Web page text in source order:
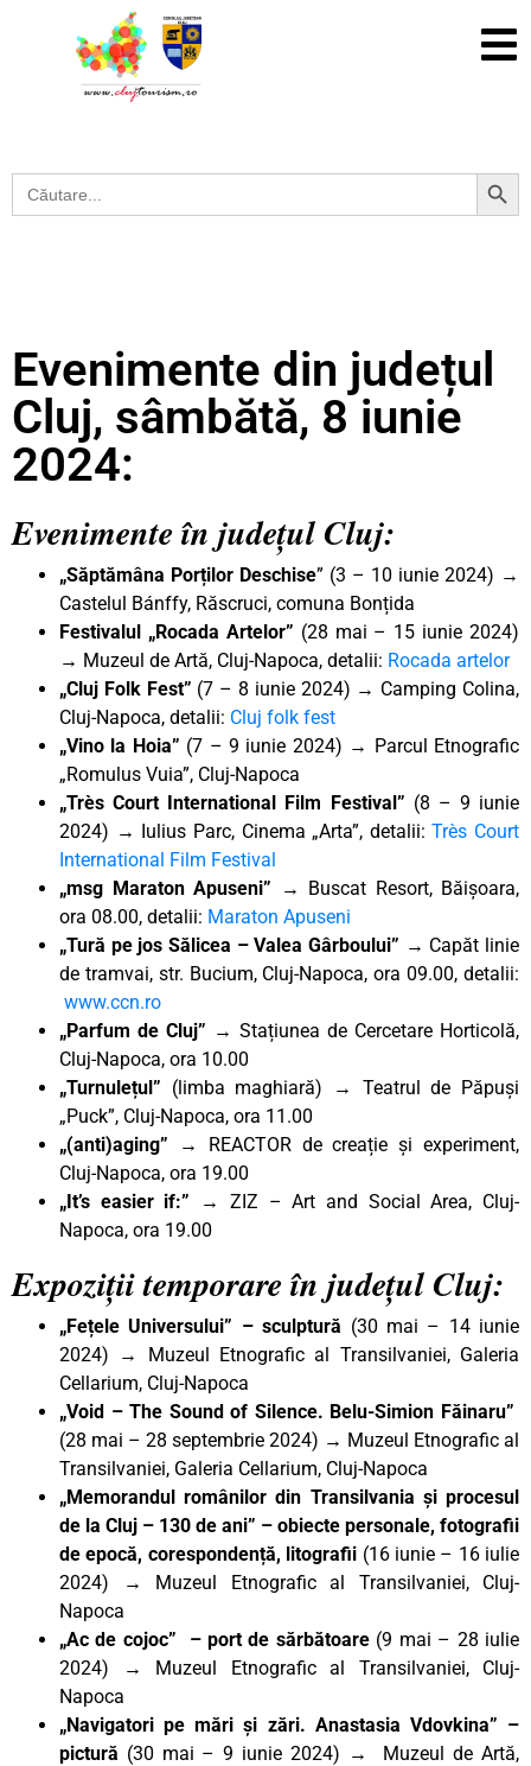
Search
for:
Search Button
Evenimente din județul
Cluj, sâmbătă, 8 iunie
2024:
Evenimente în județul Cluj:
„Săptămâna Porților Deschise” (3 – 10 iunie 2024) →
Castelul Bánffy, Răscruci, comuna Bonțida
Festivalul „Rocada Artelor” (28 mai – 15 iunie 2024)
→ Muzeul de Artă, Cluj-Napoca, detalii: Rocada artelor
„Cluj Folk Fest” (7 – 8 iunie 2024) → Camping Colina,
Cluj-Napoca, detalii: Cluj folk fest
„Vino la Hoia” (7 – 9 iunie 2024) → Parcul Etnografic
„Romulus Vuia”, Cluj-Napoca
„Très Court International Film Festival” (8 – 9 iunie
2024) → Iulius Parc, Cinema „Arta”, detalii:Très Court
International Film Festival
„msg Maraton Apuseni” → Buscat Resort, Băișoara,
ora 08.00, detalii: Maraton Apuseni
„Tură pe jos Sălicea – Valea Gârboului” → Capăt linie
de tramvai, str. Bucium, Cluj-Napoca, ora 09.00, detalii:
www.ccn.ro
„Parfum de Cluj” → Stațiunea de Cercetare Horticolă,
Cluj-Napoca, ora 10.00
„Turnulețul” (limba maghiară) →
Teatrul de Păpuși
„Puck”, Cluj-Napoca, ora 11.00
„(anti)aging” →
REACTOR de creație și experiment,
Cluj-Napoca, ora 19.00
„It’s easier if:” → ZIZ – Art and Social Area, Cluj-
Napoca, ora 19.00
Expoziții temporare în județul Cluj:
„Fețele Universului” – sculptură (30 mai – 14 iunie
2024)
→ Muzeul Etnografic al Transilvaniei, Galeria
Cellarium, Cluj-Napoca
„Void – The Sound of Silence. Belu-Simion Făinaru”
(28 mai – 28 septembrie 2024) → Muzeul Etnografic al
Transilvaniei, Galeria Cellarium, Cluj-Napoca
„Memorandul românilor din Transilvania și procesul
de la Cluj – 130 de ani” – obiecte personale, fotografii
de epocă, corespondență, litografii (16 iunie – 16 iulie
2024)
→ Muzeul Etnografic al Transilvaniei, Cluj-
Napoca
„Ac de cojoc” – port de sărbătoare (9 mai – 28 iulie
2024) → Muzeul Etnografic al Transilvaniei, Cluj-
Napoca
„Navigatori pe mări și zări. Anastasia Vdovkina” –
pictură (30 mai – 9 iunie 2024) → Muzeul de Artă,